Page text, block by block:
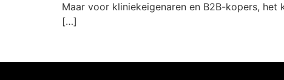
Maar voor kliniekeigenaren en B2B-kopers,
[…]